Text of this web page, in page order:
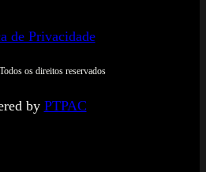
de Privacidade
os direitos reservados
by PTPAC